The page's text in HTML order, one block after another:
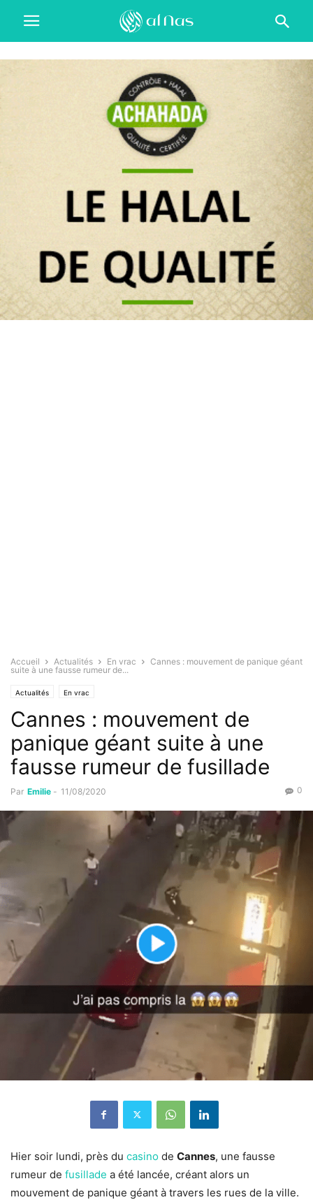
Accueil Actualités En vrac
Cannes : mouvement de panique géant
suite à une fausse rumeur de...
Actualités En vrac
Cannes : mouvement de
panique géant suite à une
fausse rumeur de fusillade
Par Emilie - 11/08/2020 0
Hier soir lundi, près du casino de Cannes, une fausse
rumeur de fusillade a été lancée, créant alors un
mouvement de panique géant à travers les rues de la ville.